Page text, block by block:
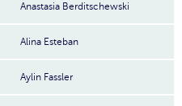
Anastasia Berditschewski
Alina Esteban
Aylin Fassler